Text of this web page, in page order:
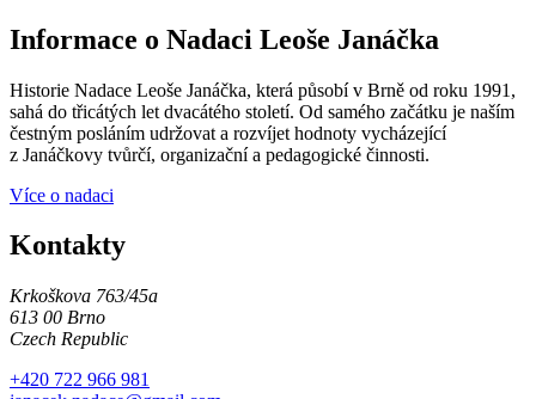
Informace o Nadaci Leoše Janáčka
Historie Nadace Leoše Janáčka, která působí v Brně od roku 1991,
sahá do třicátých let dvacátého století. Od samého začátku je naším
čestným posláním udržovat a rozvíjet hodnoty vycházející
z Janáčkovy tvůrčí, organizační a pedagogické činnosti.
Více o nadaci
Kontakty
Krkoškova 763/45a
613 00 Brno
Czech Republic
+420 722 966 981